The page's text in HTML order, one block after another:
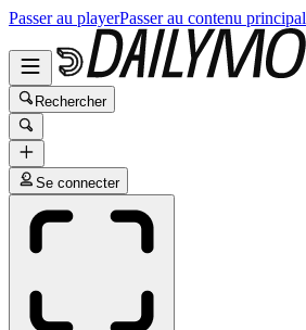
Passer au playerPasser au contenu principal
Rechercher
Se connecter